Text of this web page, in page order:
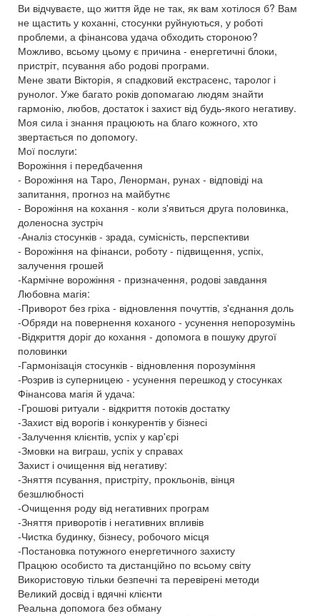
Ви відчуваєте, що життя йде не так, як вам хотілося б? Вам
не щастить у коханні, стосунки руйнуються, у роботі
проблеми, а фінансова удача обходить стороною?
Можливо, всьому цьому є причина - енергетичні блоки,
пристріт, псування або родові програми.
Мене звати Вікторія, я спадковий екстрасенс, таролог і
рунолог. Уже багато років допомагаю людям знайти
гармонію, любов, достаток і захист від будь-якого негативу.
Моя сила і знання працюють на благо кожного, хто
звертається по допомогу.
Мої послуги:
Ворожіння і передбачення
- Ворожіння на Таро, Ленорман, рунах - відповіді на
запитання, прогноз на майбутнє
- Ворожіння на кохання - коли з'явиться друга половинка,
доленосна зустріч
-Аналіз стосунків - зрада, сумісність, перспективи
- Ворожіння на фінанси, роботу - підвищення, успіх,
залучення грошей
-Кармічне ворожіння - призначення, родові завдання
Любовна магія:
-Приворот без гріха - відновлення почуттів, з'єднання доль
-Обряди на повернення коханого - усунення непорозумінь
-Відкриття доріг до кохання - допомога в пошуку другої
половинки
-Гармонізація стосунків - відновлення порозуміння
-Розрив із суперницею - усунення перешкод у стосунках
Фінансова магія й удача:
-Грошові ритуали - відкриття потоків достатку
-Захист від ворогів і конкурентів у бізнесі
-Залучення клієнтів, успіх у кар'єрі
-Змовки на виграш, успіх у справах
Захист і очищення від негативу:
-Зняття псування, пристріту, прокльонів, вінця
безшлюбності
-Очищення роду від негативних програм
-Зняття приворотів і негативних впливів
-Чистка будинку, бізнесу, робочого місця
-Постановка потужного енергетичного захисту
Працюю особисто та дистанційно по всьому світу
Використовую тільки безпечні та перевірені методи
Великий досвід і вдячні клієнти
Реальна допомога без обману